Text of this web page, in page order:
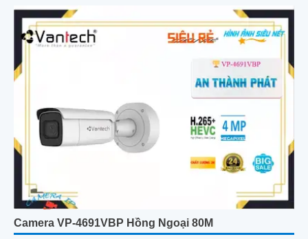
Camera VP-4691VBP Hồng Ngoại 80M